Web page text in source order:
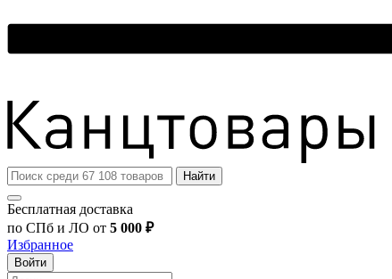
Найти
Бесплатная доставка
по СПб и ЛО от 5 000 ₽
Избранное
Войти